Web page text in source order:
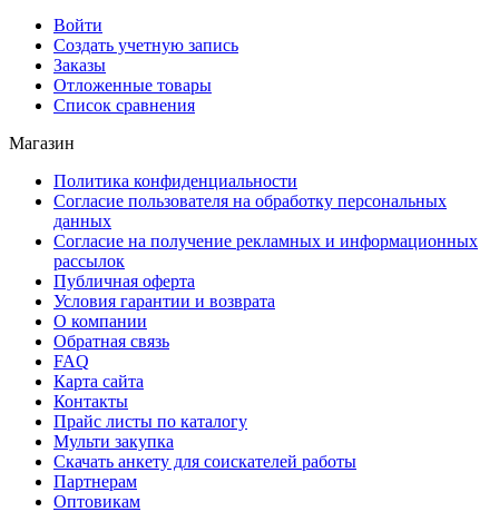
Войти
Создать учетную запись
Заказы
Отложенные товары
Список сравнения
Магазин
Политика конфиденциальности
Согласие пользователя на обработку персональных
данных
Согласие на получение рекламных и информационных
рассылок
Публичная оферта
Условия гарантии и возврата
О компании
Обратная связь
FAQ
Карта сайта
Контакты
Прайс листы по каталогу
Мульти закупка
Скачать анкету для соискателей работы
Партнерам
Оптовикам